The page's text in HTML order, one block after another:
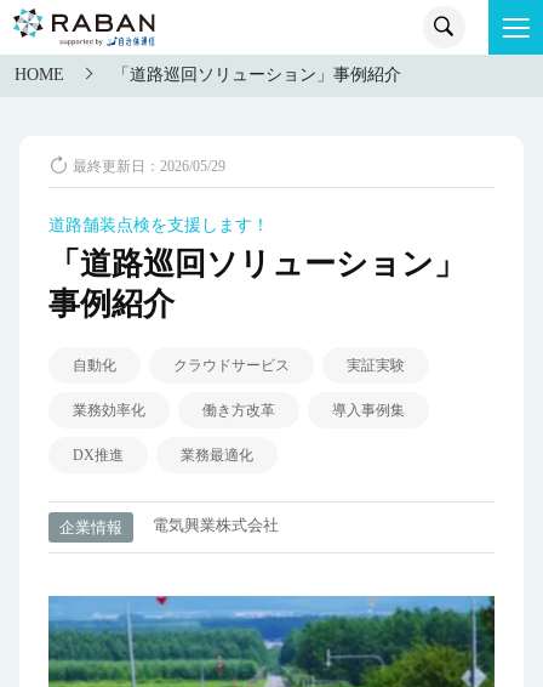
HOME 「道路巡回ソリューション」事例紹介
最終更新日：2026/05/29
道路舗装点検を支援します！
「道路巡回ソリューション」
事例紹介
自動化 クラウドサービス 実証実験
業務効率化 働き方改革 導入事例集
DX推進 業務最適化
企業情報 電気興業株式会社